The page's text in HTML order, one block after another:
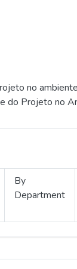
no
do Projeto no
By
Department